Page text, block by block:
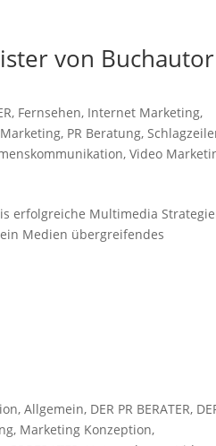
von Buchautor
, Fernsehen, Internet Marketing,
, PR Beratung,
,Video
erfolgreiche Multimedia
Medien übergreifendes
,Allgemein, DER PR BERATER,
, Marketing Konzeption,